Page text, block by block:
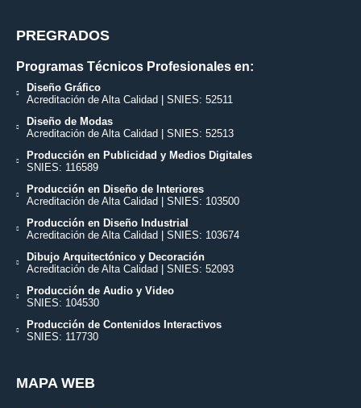
PREGRADOS
Programas Técnicos Profesionales en:
Diseño Gráfico
Acreditación de Alta Calidad | SNIES: 52511
Diseño de Modas
Acreditación de Alta Calidad | SNIES: 52513
Producción en Publicidad y Medios Digitales
SNIES: 116589
Producción en Diseño de Interiores
Acreditación de Alta Calidad | SNIES: 103500
Producción en Diseño Industrial
Acreditación de Alta Calidad | SNIES: 103674
Dibujo Arquitectónico y Decoración
Acreditación de Alta Calidad | SNIES: 52093
Producción de Audio y Video
SNIES: 104530
Producción de Contenidos Interactivos
SNIES: 117730
MAPA WEB